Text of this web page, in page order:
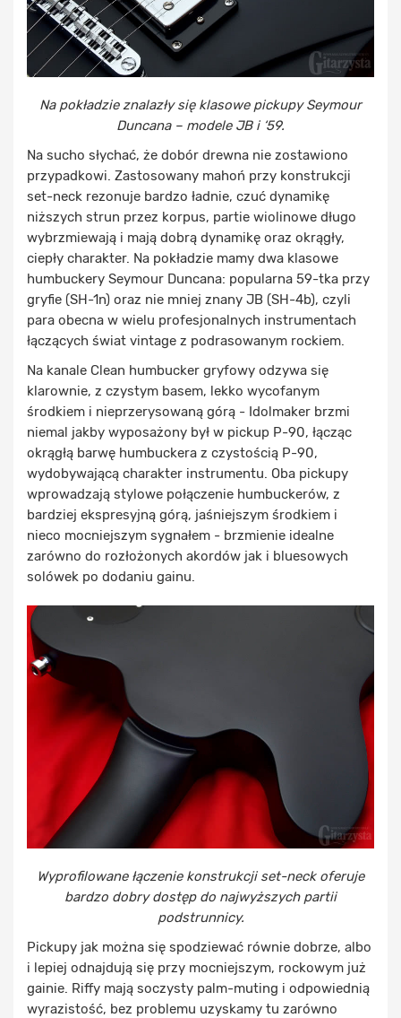
Na pokładzie znalazły się klasowe pickupy Seymour
Duncana – modele JB i ‘59.
Na sucho słychać, że dobór drewna nie zostawiono
przypadkowi. Zastosowany mahoń przy konstrukcji
set-neck rezonuje bardzo ładnie, czuć dynamikę
niższych strun przez korpus, partie wiolinowe długo
wybrzmiewają i mają dobrą dynamikę oraz okrągły,
ciepły charakter. Na pokładzie mamy dwa klasowe
humbuckery Seymour Duncana: popularna 59-tka przy
gryfie (SH-1n) oraz nie mniej znany JB (SH-4b), czyli
para obecna w wielu profesjonalnych instrumentach
łączących świat vintage z podrasowanym rockiem.
Na kanale Clean humbucker gryfowy odzywa się
klarownie, z czystym basem, lekko wycofanym
środkiem i nieprzerysowaną górą - Idolmaker brzmi
niemal jakby wyposażony był w pickup P-90, łącząc
okrągłą barwę humbuckera z czystością P-90,
wydobywającą charakter instrumentu. Oba pickupy
wprowadzają stylowe połączenie humbuckerów, z
bardziej ekspresyjną górą, jaśniejszym środkiem i
nieco mocniejszym sygnałem - brzmienie idealne
zarówno do rozłożonych akordów jak i bluesowych
solówek po dodaniu gainu.
Wyprofilowane łączenie konstrukcji set-neck oferuje
bardzo dobry dostęp do najwyższych partii
podstrunnicy.
Pickupy jak można się spodziewać równie dobrze, albo
i lepiej odnajdują się przy mocniejszym, rockowym już
gainie. Riffy mają soczysty palm-muting i odpowiednią
wyrazistość, bez problemu uzyskamy tu zarówno